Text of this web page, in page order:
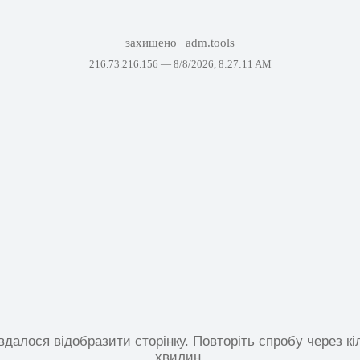
захищено adm.tools
216.73.216.156 — 8/8/2026, 8:27:11 AM
відобразити сторінку. Повторіть спробу через